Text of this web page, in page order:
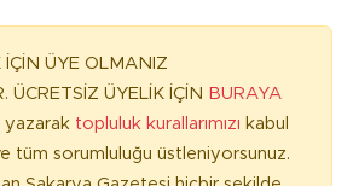
ÜYE OLMANIZ
ÜCRETSİZ ÜYELİK İÇİN BURAYA
yazarak topluluk kurallarımızı kabul
tüm sorumluluğu üstleniyorsunuz.